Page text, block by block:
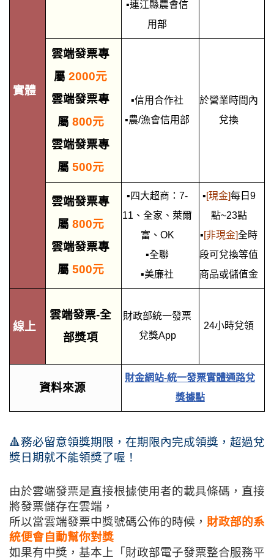
實體
▪連江縣農會信
用部
雲端發票專
屬 2000元
雲端發票專
屬 800元
雲端發票專
屬 500元
▪信用合作社
▪農/漁會信用部
於營業時間內
兌換
雲端發票專
屬 800元
雲端發票專
屬 500元
▪四大超商：7-
11、全家、萊爾
富、OK
▪全聯
▪美廉社
▪[現金]每日9
點~23點
▪[非現金]全時
段可兌換等值
商品或儲值金
線上
雲端發票-全
部獎項
財政部統一發票
兌獎App
24小時兌領
資料來源
財金網站-統一發票實體通路兌
獎據點
🔺務必留意領獎期限，在期限內完成領獎，超過兌
獎日期就不能領獎了喔！
由於雲端發票是直接根據使用者的載具條碼，直接
將發票儲存在雲端，
所以當雲端發票中獎號碼公佈的時候， 財政部的系
統便會自動幫你對獎
如果有中獎，基本上「財政部電子發票整合服務平